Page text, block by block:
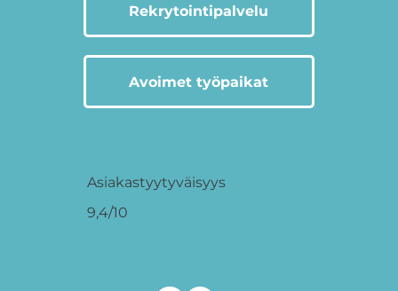
Rekrytointipalvelu
Avoimet työpaikat
Asiakastyytyväisyys
9,4/10